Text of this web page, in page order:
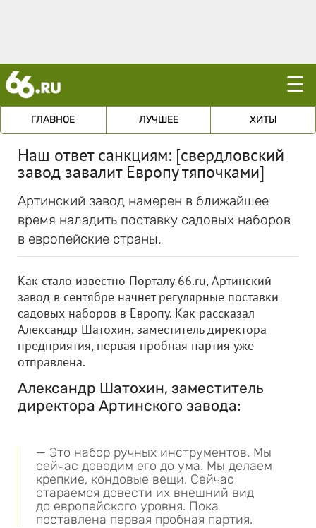
☰
ГЛАВНОЕ ЛУЧШЕЕ ХИТЫ
Наш ответ санкциям: [свердловский
завод завалит Европу тяпочками]
Артинский завод намерен в ближайшее
время наладить поставку садовых наборов
в европейские страны.
Как стало известно Порталу 66.ru, Артинский
завод в сентябре начнет регулярные поставки
садовых наборов в Европу. Как рассказал
Александр Шатохин, заместитель директора
предприятия, первая пробная партия уже
отправлена.
Александр Шатохин, заместитель
директора Артинского завода:
— Это набор ручных инструментов. Мы
сейчас доводим его до ума. Мы делаем
крепкие, кондовые вещи. Сейчас
стараемся довести их внешний вид
до европейского уровня. Пока
поставлена первая пробная партия.